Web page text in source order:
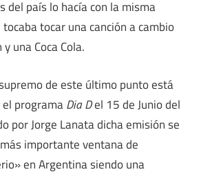
del país lo hacía con la misma
tocar una canción a cambio
una Coca Cola.
de este último punto está
programaDia Del 15 de Junio del
por Jorge Lanata dicha emisión se
importante ventana de
en Argentina siendo una